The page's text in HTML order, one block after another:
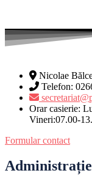
Nicolae
Telefon:
Orar casierie:
Vineri:07.00-
Formular contact
Administrație